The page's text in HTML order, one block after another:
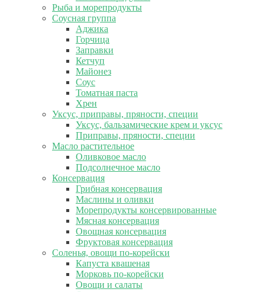
Рыба и морепродукты
Соусная группа
Аджика
Горчица
Заправки
Кетчуп
Майонез
Соус
Томатная паста
Хрен
Уксус, приправы, пряности, специи
Уксус, бальзамические крем и уксус
Приправы, пряности, специи
Масло растительное
Оливковое масло
Подсолнечное масло
Консервация
Грибная консервация
Маслины и оливки
Морепродукты консервированные
Мясная консервация
Овощная консервация
Фруктовая консервация
Соленья, овощи по-корейски
Капуста квашеная
Морковь по-корейски
Овощи и салаты